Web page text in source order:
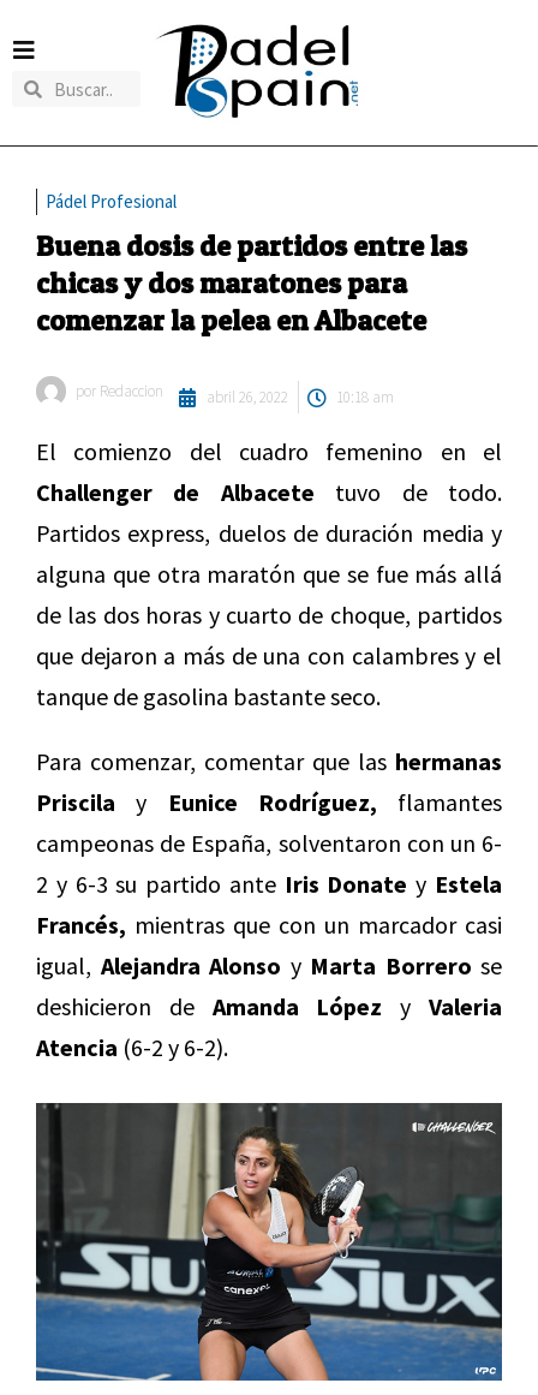
Pádel Profesional
Buena dosis de partidos entre las
chicas y dos maratones para
comenzar la pelea en Albacete
por Redaccion abril 26, 2022 10:18 am
El comienzo del cuadro femenino en el
Challenger de Albacete tuvo de todo.
Partidos express, duelos de duración media y
alguna que otra maratón que se fue más allá
de las dos horas y cuarto de choque, partidos
que dejaron a más de una con calambres y el
tanque de gasolina bastante seco.
Para comenzar, comentar que las hermanas
Priscila y Eunice Rodríguez, flamantes
campeonas de España, solventaron con un 6-
2 y 6-3 su partido ante Iris Donate y Estela
Francés, mientras que con un marcador casi
igual, Alejandra Alonso y Marta Borrero se
deshicieron de Amanda López yValeria
Atencia (6-2 y 6-2).